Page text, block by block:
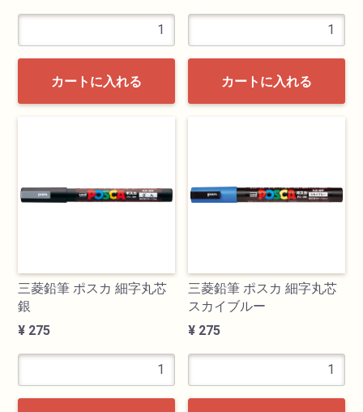
カートに入れる カートに入れる
三菱鉛筆 ポスカ 細字丸芯
銀
¥ 275
三菱鉛筆 ポスカ 細字丸芯
スカイブルー
¥ 275